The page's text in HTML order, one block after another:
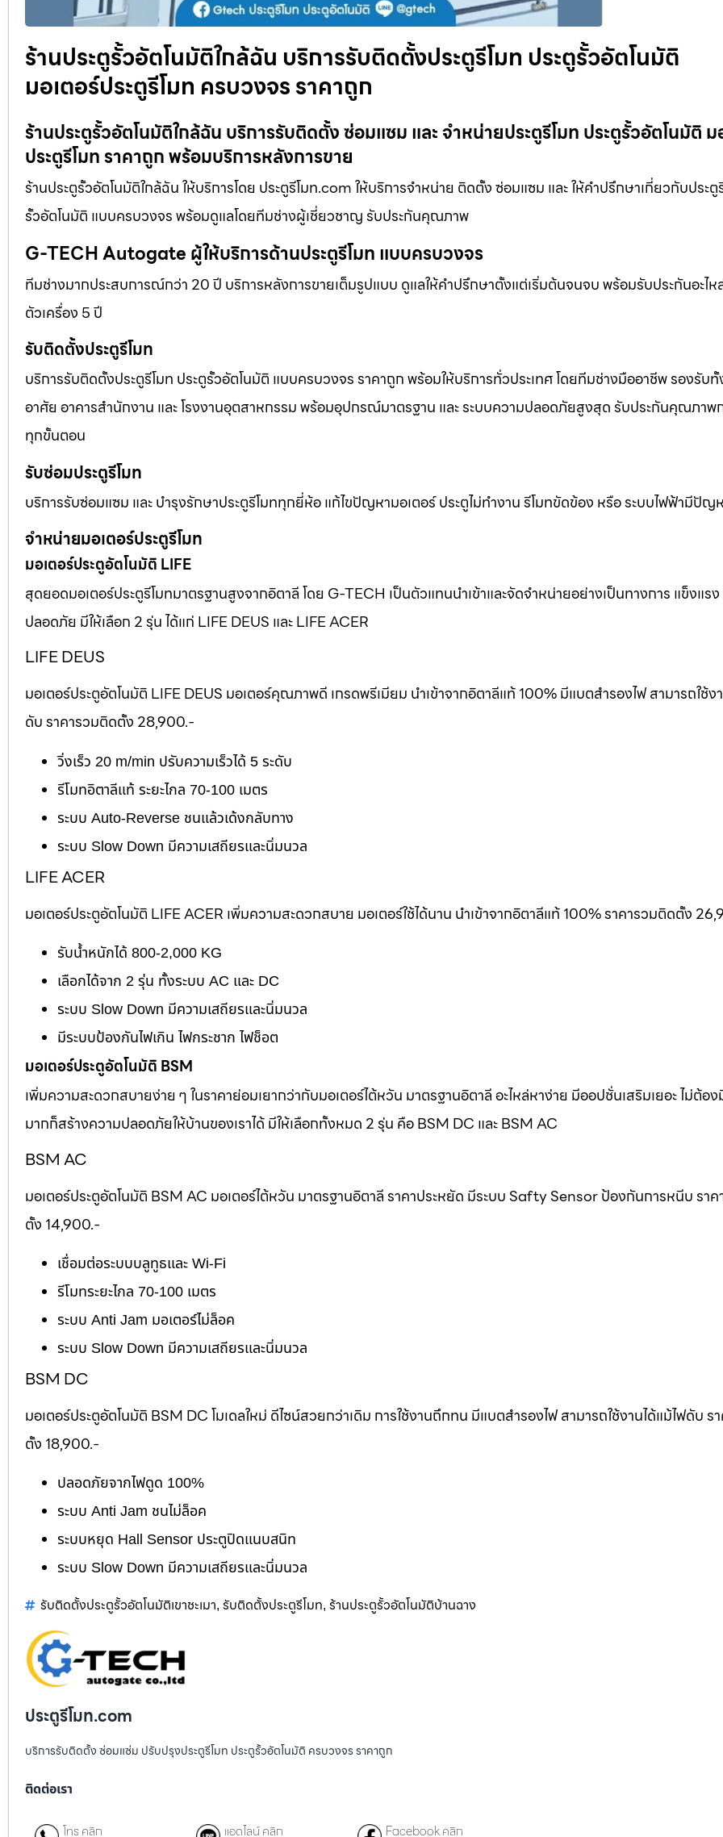
ร้านประตูรั้วอัตโนมัติใกล้ฉัน บริการรับติดตั้งประตูรีโมท ประตูรั้วอัตโนมัติ
มอเตอร์ประตูรีโมท ครบวงจร ราคาถูก
ร้านประตูรั้วอัตโนมัติใกล้ฉัน บริการรับติดตั้ง ซ่อมแซม และ จำหน่ายประตูรีโมท ประตูรั้วอัตโนมัติ ม
ประตูรีโมท ราคาถูก พร้อมบริการหลังการขาย
ร้านประตูรั้วอัตโนมัติใกล้ฉัน ให้บริการโดย ประตูรีโมท.com ให้บริการจำหน่าย ติดตั้ง ซ่อมแซม และ ให้คำปรึกษาเกี่ยวกับประตู
รั้วอัตโนมัติ แบบครบวงจร พร้อมดูแลโดยทีมช่างผู้เชี่ยวชาญ รับประกันคุณภาพ
G-TECH Autogate ผู้ให้บริการด้านประตูรีโมท แบบครบวงจร
ทีมช่างมากประสบการณ์กว่า 20 ปี บริการหลังการขายเต็มรูปแบบ ดูแลให้คำปรึกษาตั้งแต่เริ่มต้นจนจบ พร้อมรับประกันอะไห
ตัวเครื่อง 5 ปี
รับติดตั้งประตูรีโมท
บริการรับติดตั้งประตูรีโมท ประตูรั้วอัตโนมัติ แบบครบวงจร ราคาถูก พร้อมให้บริการทั่วประเทศ โดยทีมช่างมืออาชีพ รองรับ
อาศัย อาคารสำนักงาน และ โรงงานอุตสาหกรรม พร้อมอุปกรณ์มาตรฐาน และ ระบบความปลอดภัยสูงสุด รับประกันคุณภาพ
ทุกขั้นตอน
รับซ่อมประตูรีโมท
บริการรับซ่อมแซม และ บำรุงรักษาประตูรีโมททุกยี่ห้อ แก้ไขปัญหามอเตอร์ ประตูไม่ทำงาน รีโมทขัดข้อง หรือ ระบบไฟฟ้ามีปัญ
จำหน่ายมอเตอร์ประตูรีโมท
มอเตอร์ประตูอัตโนมัติ LIFE
สุดยอดมอเตอร์ประตูรีโมทมาตรฐานสูงจากอิตาลี โดย G-TECH เป็นตัวแทนนำเข้าและจัดจำหน่ายอย่างเป็นทางการ แข็งแร
ปลอดภัย มีให้เลือก 2 รุ่น ได้แก่ LIFE DEUS และ LIFE ACER
LIFE DEUS
มอเตอร์ประตูอัตโนมัติ LIFE DEUS มอเตอร์คุณภาพดี เกรดพรีเมียม นำเข้าจากอิตาลีแท้ 100% มีแบตสำรองไฟ สามารถใช้ง
ดับ ราคารวมติดตั้ง 28,900.-
วิ่งเร็ว 20 m/min ปรับความเร็วได้ 5 ระดับ
รีโมทอิตาลีแท้ ระยะไกล 70-100 เมตร
ระบบ Auto-Reverse ชนแล้วเด้งกลับทาง
ระบบ Slow Down มีความเสถียรและนิ่มนวล
LIFE ACER
มอเตอร์ประตูอัตโนมัติ LIFE ACER เพิ่มความสะดวกสบาย มอเตอร์ใช้ได้นาน นำเข้าจากอิตาลีแท้ 100% ราคารวมติดตั้ง
รับน้ำหนักได้ 800-2,000 KG
เลือกได้จาก 2 รุ่น ทั้งระบบ AC และ DC
ระบบ Slow Down มีความเสถียรและนิ่มนวล
มีระบบป้องกันไฟเกิน ไฟกระชาก ไฟช็อต
มอเตอร์ประตูอัตโนมัติ BSM
เพิ่มความสะดวกสบายง่าย ๆ ในราคาย่อมเยากว่ากับมอเตอร์ไต้หวัน มาตรฐานอิตาลี อะไหล่หาง่าย มีออปชั่นเสริมเยอะ ไม่ต้อง
มากก็สร้างความปลอดภัยให้บ้านของเราได้ มีให้เลือกทั้งหมด 2 รุ่น คือ BSM DC และ BSM AC
BSM AC
มอเตอร์ประตูอัตโนมัติ BSM AC มอเตอร์ไต้หวัน มาตรฐานอิตาลี ราคาประหยัด มีระบบ Safty Sensor ป้องกันการหนีบ รา
ตั้ง 14,900.-
เชื่อมต่อระบบบลูทูธและ Wi-Fi
รีโมทระยะไกล 70-100 เมตร
ระบบ Anti Jam มอเตอร์ไม่ล็อค
ระบบ Slow Down มีความเสถียรและนิ่มนวล
BSM DC
มอเตอร์ประตูอัตโนมัติ BSM DC โมเดลใหม่ ดีไซน์สวยกว่าเดิม การใช้งานถึกทน มีแบตสำรองไฟ สามารถใช้งานได้แม้ไฟดับ ร
ตั้ง 18,900.-
ปลอดภัยจากไฟดูด 100%
ระบบ Anti Jam ชนไม่ล็อค
ระบบหยุด Hall Sensor ประตูปิดแนบสนิท
ระบบ Slow Down มีความเสถียรและนิ่มนวล
รับติดตั้งประตูรั้วอัตโนมัติเขาชะเมา, รับติดตั้งประตูรีโมท, ร้านประตูรั้วอัตโนมัติบ้านฉาง
ประตูรีโมท.com
บริการรับติดตั้ง ซ่อมแซ่ม ปรับปรุงประตูรีโมท ประตูรั้วอัตโนมัติ ครบวงจร ราคาถูก
ติดต่อเรา
โทร คลิก แอดไลน์ คลิก Facebook คลิก